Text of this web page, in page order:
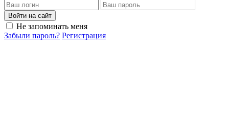
Войти на сайт
Не запоминать меня
Забыли пароль? Регистрация